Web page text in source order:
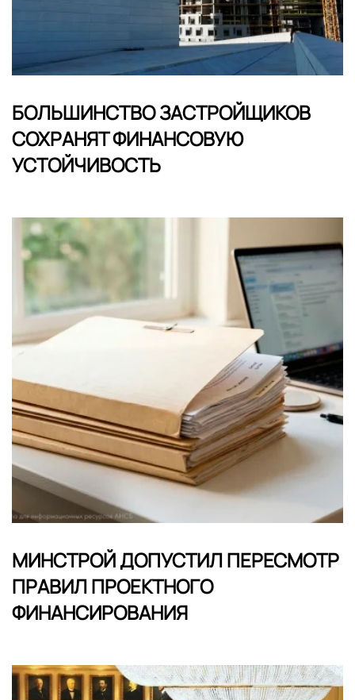
БОЛЬШИНСТВО ЗАСТРОЙЩИКОВ
СОХРАНЯТ ФИНАНСОВУЮ
УСТОЙЧИВОСТЬ
МИНСТРОЙ ДОПУСТИЛ ПЕРЕСМОТР
ПРАВИЛ ПРОЕКТНОГО
ФИНАНСИРОВАНИЯ